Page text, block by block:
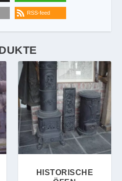
RSS-feed
HISTORISCHE